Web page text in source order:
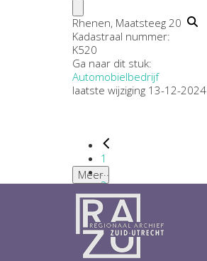
Rhenen, Maatsteeg 20
Kadastraal nummer:
K520
Ga naar dit stuk:
Automobielbedrijf
laatste wijziging 13-12-2024
1
...
2
3
4
5
6
...
Meer